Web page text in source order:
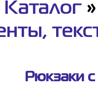
Каталог
Рюкзаки